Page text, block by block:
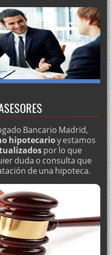
Bancario Madrid,
hipotecarioy estamos
por lo que
duda o consulta que
de una hipoteca.